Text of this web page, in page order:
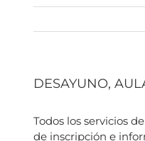
DESAYUNO,
Todos los servicios
de inscripción e